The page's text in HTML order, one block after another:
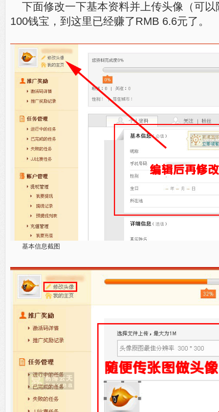
下面修改一下基本资料并上传头像（可
100钱宝，到这里已经赚了RMB 6.6元了。
基本信息截图